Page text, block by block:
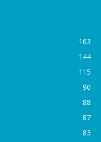
163
144
115
90
88
87
83